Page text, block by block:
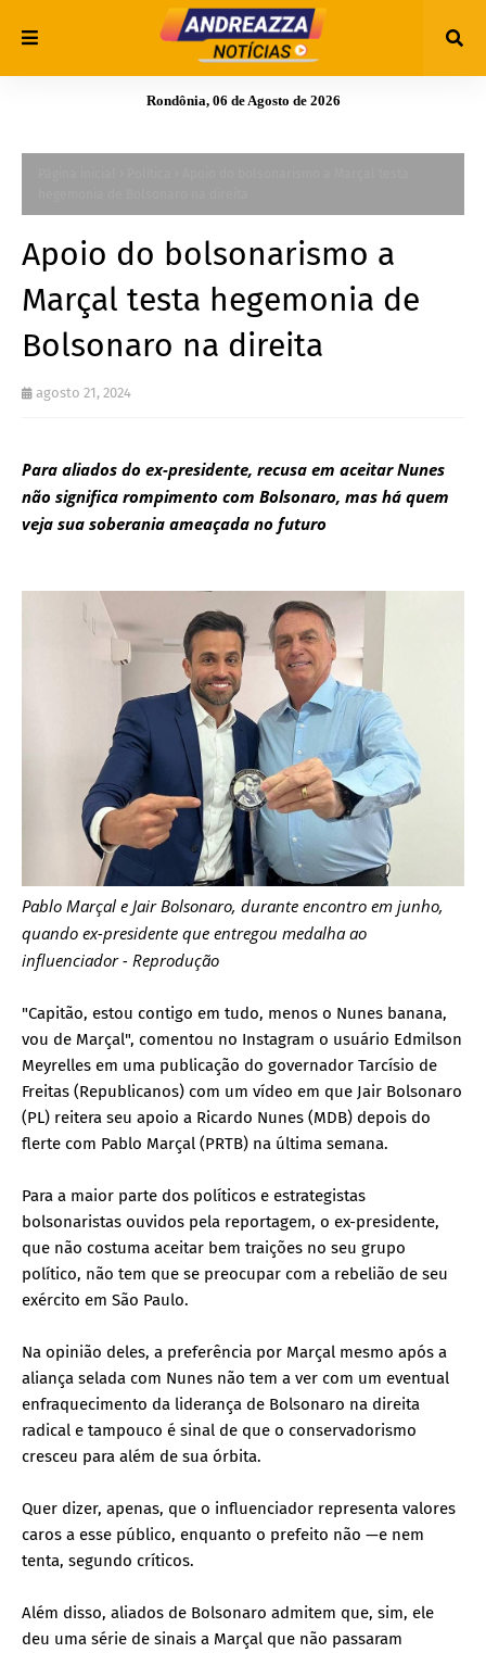
Rondônia, 06 de Agosto de 2026
Apoio do bolsonarismo a
Marçal testa hegemonia de
Bolsonaro na direita
agosto 21, 2024
Para aliados do ex-presidente, recusa em aceitar Nunes
não significa rompimento com Bolsonaro, mas há quem
veja sua soberania ameaçada no futuro
Pablo Marçal e Jair Bolsonaro, durante encontro em junho,
quando ex-presidente que entregou medalha ao
influenciador - Reprodução
"Capitão, estou contigo em tudo, menos o Nunes banana,
vou de Marçal", comentou no Instagram o usuário Edmilson
Meyrelles em uma publicação do governador Tarcísio de
Freitas (Republicanos) com um vídeo em que Jair Bolsonaro
(PL) reitera seu apoio a Ricardo Nunes (MDB) depois do
flerte com Pablo Marçal (PRTB) na última semana.
Para a maior parte dos políticos e estrategistas
bolsonaristas ouvidos pela reportagem, o ex-presidente,
que não costuma aceitar bem traições no seu grupo
político, não tem que se preocupar com a rebelião de seu
exército em São Paulo.
Na opinião deles, a preferência por Marçal mesmo após a
aliança selada com Nunes não tem a ver com um eventual
enfraquecimento da liderança de Bolsonaro na direita
radical e tampouco é sinal de que o conservadorismo
cresceu para além de sua órbita.
Quer dizer, apenas, que o influenciador representa valores
caros a esse público, enquanto o prefeito não —e nem
tenta, segundo críticos.
Além disso, aliados de Bolsonaro admitem que, sim, ele
deu uma série de sinais a Marçal que não passaram